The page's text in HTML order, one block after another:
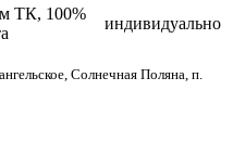
ТК, 100%
индивидуально
Солнечная Поляна, п.